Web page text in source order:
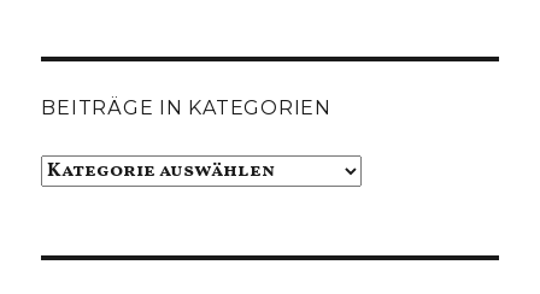
BEITRÄGE IN KATEGORIEN
Beiträge